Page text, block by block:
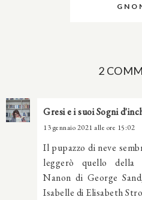
2
Gresi e i suoi Sogni
13 gennaio 2021 alle ore 15:02
Il pupazzo di neve
leggerò quello della
Nanon di George
Isabelle di Elisabeth